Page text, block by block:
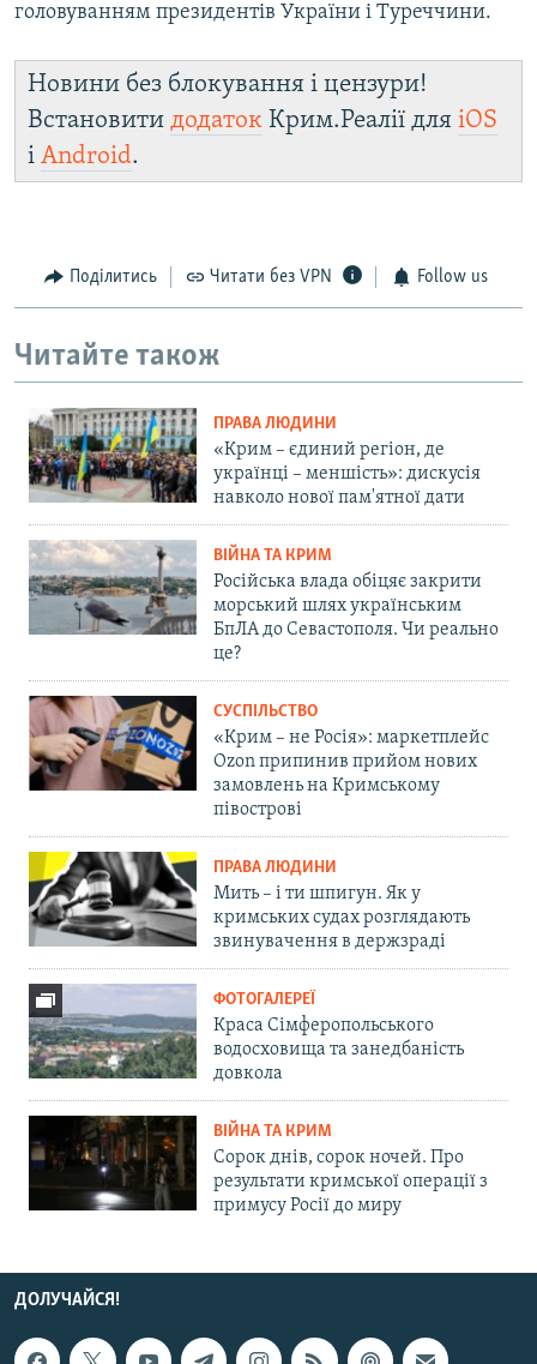
головуванням президентів України і Туреччини.
Новини без блокування і цензури!
Встановити додаток Крим.Реалії для iOS
і Android.
Поділитись Читати без VPN Follow us
Читайте також
ПРАВА ЛЮДИНИ
«Крим – єдиний регіон, де
українці – меншість»: дискусія
навколо нової пам'ятної дати
ВІЙНА ТА КРИМ
Російська влада обіцяє закрити
морський шлях українським
БпЛА до Севастополя. Чи реально
це?
СУСПІЛЬСТВО
«Крим – не Росія»: маркетплейс
Ozon припинив прийом нових
замовлень на Кримському
півострові
ПРАВА ЛЮДИНИ
Мить – і ти шпигун. Як у
кримських судах розглядають
звинувачення в держзраді
ФОТОГАЛЕРЕЇ
Краса Сімферопольського
водосховища та занедбаність
довкола
ВІЙНА ТА КРИМ
Сорок днів, сорок ночей. Про
результати кримської операції з
примусу Росії до миру
ДОЛУЧАЙСЯ!